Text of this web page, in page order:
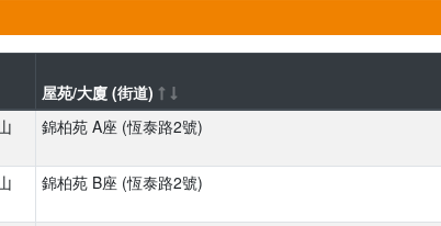
屋苑/大廈 (街道)
錦柏苑 A座 (恆泰路2號)
錦柏苑 B座 (恆泰路2號)